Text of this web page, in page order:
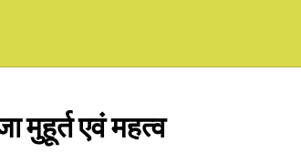
मुहूर्त एवं महत्व